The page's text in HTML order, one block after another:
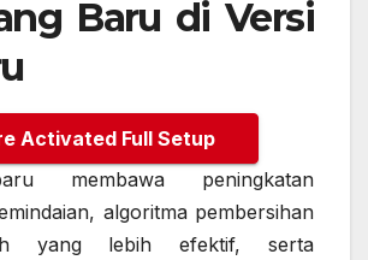
Baru di Versi
Activated Full Setup
membawa peningkatan
algoritma pembersihan
yang lebih efektif, serta